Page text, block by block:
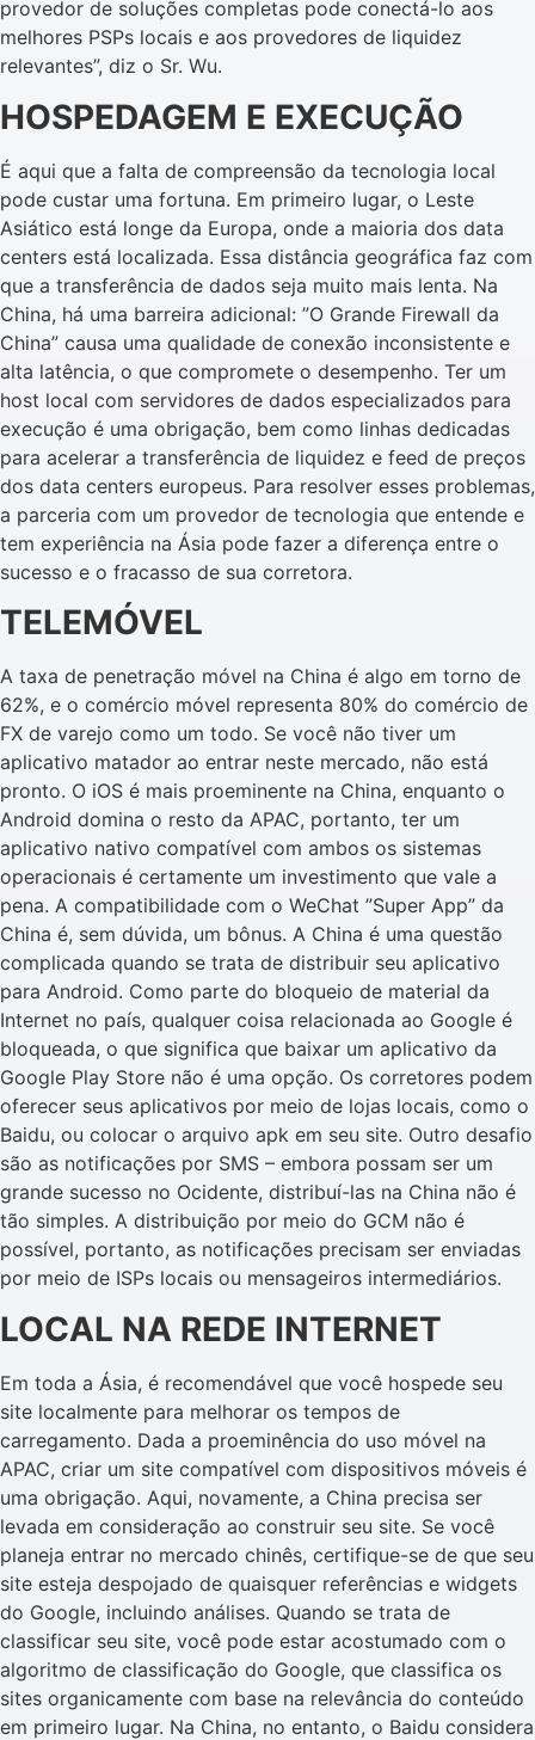
provedor de soluções completas pode conectá-lo aos
melhores PSPs locais e aos provedores de liquidez
relevantes”, diz o Sr. Wu.
HOSPEDAGEM E EXECUÇÃO
É aqui que a falta de compreensão da tecnologia local
pode custar uma fortuna. Em primeiro lugar, o Leste
Asiático está longe da Europa, onde a maioria dos data
centers está localizada. Essa distância geográfica faz com
que a transferência de dados seja muito mais lenta. Na
China, há uma barreira adicional: ”O Grande Firewall da
China” causa uma qualidade de conexão inconsistente e
alta latência, o que compromete o desempenho. Ter um
host local com servidores de dados especializados para
execução é uma obrigação, bem como linhas dedicadas
para acelerar a transferência de liquidez e feed de preços
dos data centers europeus. Para resolver esses problemas,
a parceria com um provedor de tecnologia que entende e
tem experiência na Ásia pode fazer a diferença entre o
sucesso e o fracasso de sua corretora.
TELEMÓVEL
A taxa de penetração móvel na China é algo em torno de
62%, e o comércio móvel representa 80% do comércio de
FX de varejo como um todo. Se você não tiver um
aplicativo matador ao entrar neste mercado, não está
pronto. O iOS é mais proeminente na China, enquanto o
Android domina o resto da APAC, portanto, ter um
aplicativo nativo compatível com ambos os sistemas
operacionais é certamente um investimento que vale a
pena. A compatibilidade com o WeChat ”Super App” da
China é, sem dúvida, um bônus. A China é uma questão
complicada quando se trata de distribuir seu aplicativo
para Android. Como parte do bloqueio de material da
Internet no país, qualquer coisa relacionada ao Google é
bloqueada, o que significa que baixar um aplicativo da
Google Play Store não é uma opção. Os corretores podem
oferecer seus aplicativos por meio de lojas locais, como o
Baidu, ou colocar o arquivo apk em seu site. Outro desafio
são as notificações por SMS – embora possam ser um
grande sucesso no Ocidente, distribuí-las na China não é
tão simples. A distribuição por meio do GCM não é
possível, portanto, as notificações precisam ser enviadas
por meio de ISPs locais ou mensageiros intermediários.
LOCAL NA REDE INTERNET
Em toda a Ásia, é recomendável que você hospede seu
site localmente para melhorar os tempos de
carregamento. Dada a proeminência do uso móvel na
APAC, criar um site compatível com dispositivos móveis é
uma obrigação. Aqui, novamente, a China precisa ser
levada em consideração ao construir seu site. Se você
planeja entrar no mercado chinês, certifique-se de que seu
site esteja despojado de quaisquer referências e widgets
do Google, incluindo análises. Quando se trata de
classificar seu site, você pode estar acostumado com o
algoritmo de classificação do Google, que classifica os
sites organicamente com base na relevância do conteúdo
em primeiro lugar. Na China, no entanto, o Baidu considera